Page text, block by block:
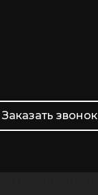
Заказать звонок